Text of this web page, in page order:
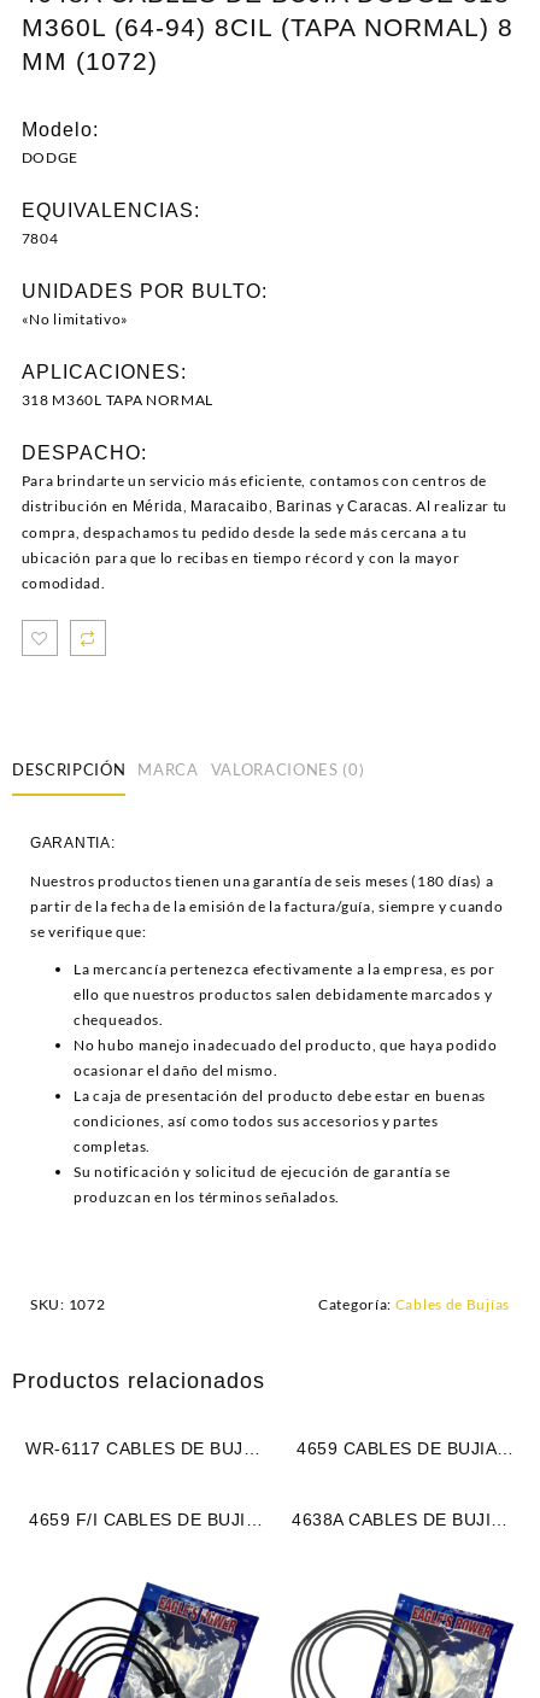
M360L (64-94) 8CIL (TAPA NORMAL) 8
MM (1072)
Modelo:
DODGE
EQUIVALENCIAS:
7804
UNIDADES POR BULTO:
«No limitativo»
APLICACIONES:
318 M360L TAPA NORMAL
DESPACHO:
Para brindarte un servicio más eficiente, contamos con centros de
distribución en Mérida, Maracaibo, Barinas yCaracas. Al realizar tu
compra, despachamos tu pedido desde la sede más cercana a tu
ubicación para que lo recibas en tiempo récord y con la mayor
comodidad.
DESCRIPCIÓN MARCA VALORACIONES (0)
GARANTIA:
Nuestros productos tienen una garantía de seis meses (180 días) a
partir de la fecha de la emisión de la factura/guía, siempre y cuando
se verifique que:
La mercancía pertenezca efectivamente a la empresa, es por
ello que nuestros productos salen debidamente marcados y
chequeados.
No hubo manejo inadecuado del producto, que haya podido
ocasionar el daño del mismo.
La caja de presentación del producto debe estar en buenas
condiciones, así como todos sus accesorios y partes
completas.
Su notificación y solicitud de ejecución de garantía se
produzcan en los términos señalados.
SKU: 1072 Categoría: Cables de Bujías
Productos relacionados
WR-6117 CABLES DE BUJIA
(2671)
4659 CABLES DE BUJIA
8 MM (411)
4659 F/I CABLES DE BUJIA
INJECTION) 8 MM (1076)
4638A CABLES DE BUJIA
4CIL 7 MM (1711)